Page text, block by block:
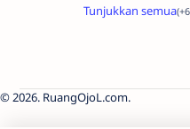
2026. RuangOjoL.com.